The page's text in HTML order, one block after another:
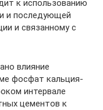
к использованию
и последующей
и связанному с
влияние
фосфат кальция-
интервале
цементов к